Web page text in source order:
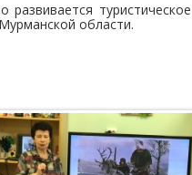
области.